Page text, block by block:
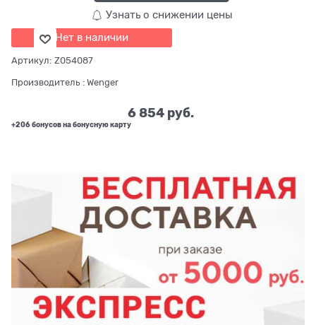
Узнать о снижении цены
Нет в наличии
Артикул: Z054087
Производитель : Wenger
6 854 руб.
+206 бонусов на бонусную карту